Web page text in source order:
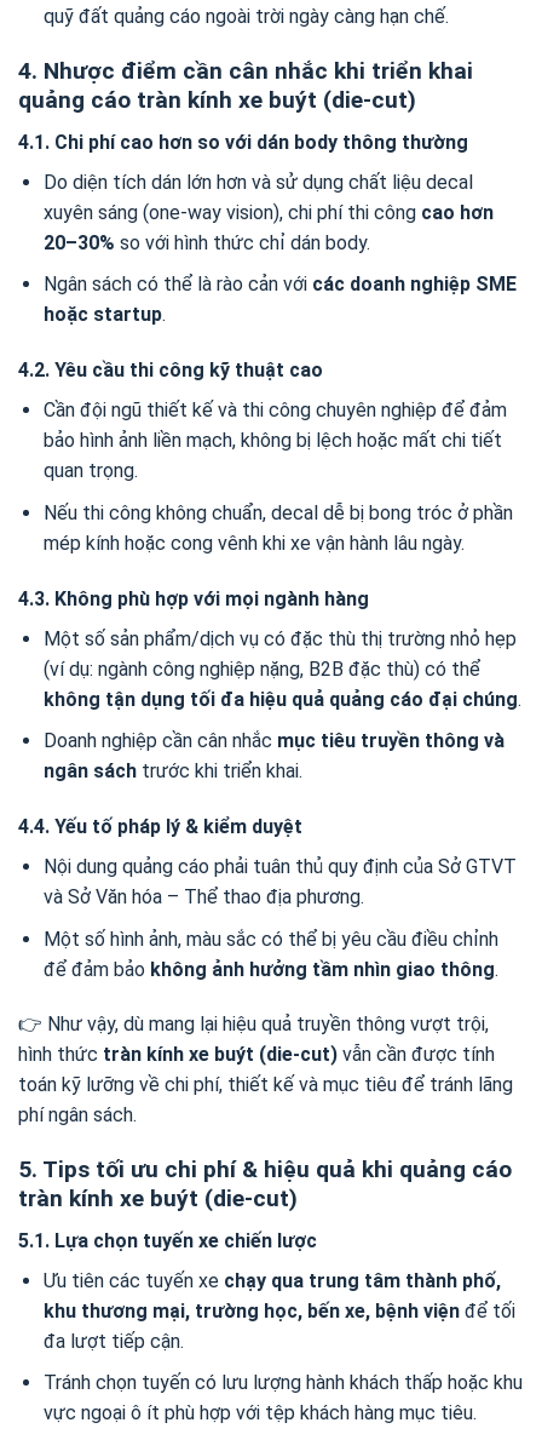
quỹ đất quảng cáo ngoài trời ngày càng hạn chế.
4. Nhược điểm cần cân nhắc khi triển khai
quảng cáo tràn kính xe buýt (die-cut)
4.1. Chi phí cao hơn so với dán body thông thường
Do diện tích dán lớn hơn và sử dụng chất liệu decal
xuyên sáng (one-way vision), chi phí thi công cao hơn
20–30% so với hình thức chỉ dán body.
Ngân sách có thể là rào cản với các doanh nghiệp SME
hoặc startup.
4.2. Yêu cầu thi công kỹ thuật cao
Cần đội ngũ thiết kế và thi công chuyên nghiệp để đảm
bảo hình ảnh liền mạch, không bị lệch hoặc mất chi tiết
quan trọng.
Nếu thi công không chuẩn, decal dễ bị bong tróc ở phần
mép kính hoặc cong vênh khi xe vận hành lâu ngày.
4.3. Không phù hợp với mọi ngành hàng
Một số sản phẩm/dịch vụ có đặc thù thị trường nhỏ hẹp
(ví dụ: ngành công nghiệp nặng, B2B đặc thù) có thể
không tận dụng tối đa hiệu quả quảng cáo đại chúng.
Doanh nghiệp cần cân nhắc mục tiêu truyền thông và
ngân sáchtrước khi triển khai.
4.4. Yếu tố pháp lý & kiểm duyệt
Nội dung quảng cáo phải tuân thủ quy định của Sở GTVT
và Sở Văn hóa – Thể thao địa phương.
Một số hình ảnh, màu sắc có thể bị yêu cầu điều chỉnh
để đảm bảo không ảnh hưởng tầm nhìn giao thông.
👉 Như vậy, dù mang lại hiệu quả truyền thông vượt trội,
hình thức tràn kính xe buýt (die-cut) vẫn cần được tính
toán kỹ lưỡng về chi phí, thiết kế và mục tiêu để tránh lãng
phí ngân sách.
5. Tips tối ưu chi phí & hiệu quả khi quảng cáo
tràn kính xe buýt (die-cut)
5.1. Lựa chọn tuyến xe chiến lược
Ưu tiên các tuyến xe chạy qua trung tâm thành phố,
khu thương mại, trường học, bến xe, bệnh việnđể tối
đa lượt tiếp cận.
Tránh chọn tuyến có lưu lượng hành khách thấp hoặc khu
vực ngoại ô ít phù hợp với tệp khách hàng mục tiêu.